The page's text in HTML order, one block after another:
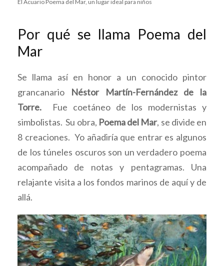
El Acuario Poema del Mar, un lugar ideal para niños
Por qué se llama Poema del
Mar
Se llama así en honor a un conocido pintor
grancanario
Néstor Martín-Fernández de la
Torre.
Fue coetáneo de los modernistas y
simbolistas. Su obra, Poema del Mar, se divide en
8 creaciones. Yo añadiría que entrar es algunos
de los túneles oscuros son un verdadero poema
acompañado de notas y pentagramas. Una
relajante visita a los fondos marinos de aquí y de
allá.